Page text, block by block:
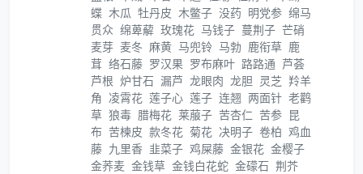
蝶 木瓜 牡丹皮 木鳖子 没药 明党参 绵马
贯众 绵萆薢 玫瑰花 马钱子 蔓荆子 芒硝
麦芽 麦冬 麻黄 马兜铃 马勃 鹿衔草 鹿
茸 络石藤 罗汉果 罗布麻叶 路路通 芦荟
芦根 炉甘石 漏芦 龙眼肉 龙胆 灵芝 羚羊
角 凌霄花 莲子心 莲子 连翘 两面针 老鹳
草 狼毒 腊梅花 莱菔子 苦杏仁 苦参 昆
布 苦楝皮 款冬花 菊花 决明子 卷柏 鸡血
藤 九里香 韭菜子 鸡屎藤 金银花 金樱子
金荞麦 金钱草 金钱白花蛇 金礞石 荆芥